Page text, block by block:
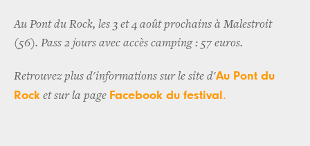
Au Pont du Rock, les 3 et 4 août prochains à Malestroit
(56). Pass 2 jours avec accès camping : 57 euros.
Retrouvez plus d'informations sur le site d'Au Pont du
Rock et sur la page Facebook du festival.